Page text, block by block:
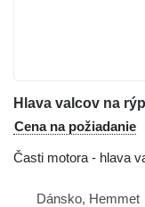
Hlava valcov na
Cena na požiadanie
Časti motora - hlava
Dánsko, Hemmet